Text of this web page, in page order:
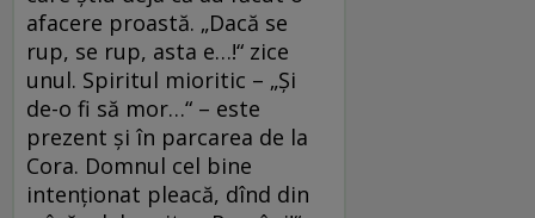
afacere proastă. „Dacă se
rup, se rup, asta e…!“ zice
unul. Spiritul mioritic – „Şi
de-o fi să mor…“ – este
prezent şi în parcarea de la
Cora. Domnul cel bine
intenţionat pleacă, dînd din